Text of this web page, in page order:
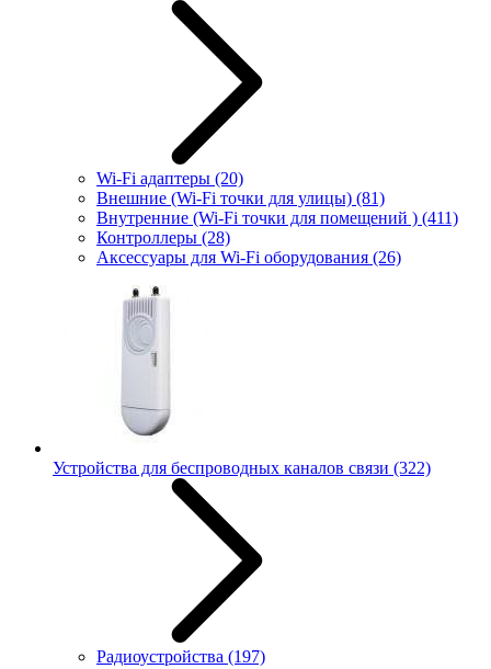
Wi-Fi адаптеры (20)
Внешние (Wi-Fi точки для улицы) (81)
Внутренние (Wi-Fi точки для помещений ) (411)
Контроллеры (28)
Аксессуары для Wi-Fi оборудования (26)
Устройства для беспроводных каналов связи (322)
Радиоустройства (197)